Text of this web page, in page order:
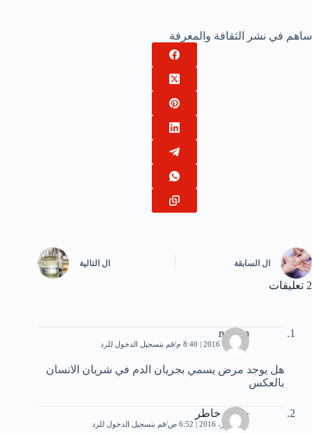
ساهم في نشر الثقافة والمعرفة
ال السابقة ال التالية
2 تعليقات
narmin
9 أكتوبر، 2016 | 8:40 م قم بتسجيل الدخول للرد
هل يوجد مرض يسمي بجريان الدم في شريان الانسان
بالعكس
خاطر خاطر
11 أكتوبر، 2016 | 6:52 ص قم بتسجيل الدخول للرد